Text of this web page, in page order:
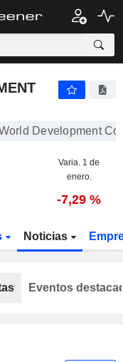
Development
Varia. 1 de
enero.
-7,29 %
Noticias
Eventos